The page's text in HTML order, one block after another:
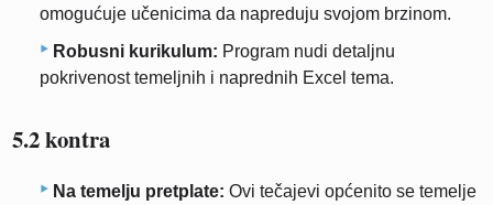
omogućuje učenicima da napreduju svojom brzinom.
Robusni kurikulum: Program nudi detaljnu
pokrivenost temeljnih i naprednih Excel tema.
5.2 kontra
Na temelju pretplate: Ovi tečajevi općenito se temelje